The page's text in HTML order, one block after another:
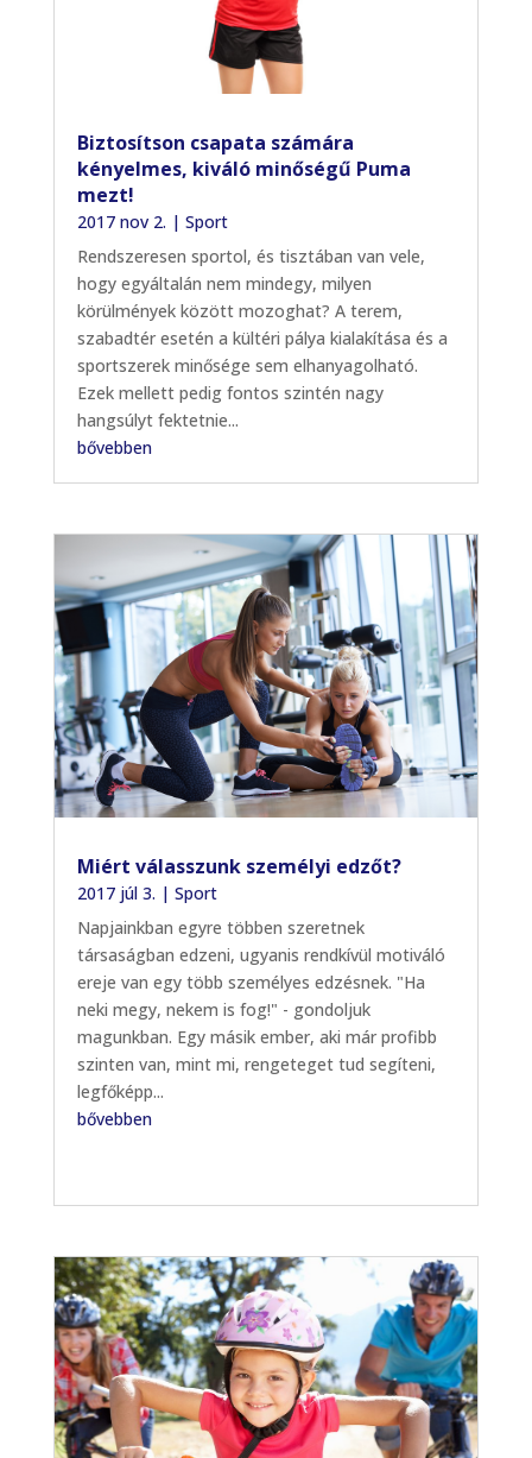
Biztosítson csapata számára
kényelmes, kiváló minőségű Puma
mezt!
2017 nov 2. | Sport
Rendszeresen sportol, és tisztában van vele,
hogy egyáltalán nem mindegy, milyen
körülmények között mozoghat? A terem,
szabadtér esetén a kültéri pálya kialakítása és a
sportszerek minősége sem elhanyagolható.
Ezek mellett pedig fontos szintén nagy
hangsúlyt fektetnie...
bővebben
Miért válasszunk személyi edzőt?
2017 júl 3. | Sport
Napjainkban egyre többen szeretnek
társaságban edzeni, ugyanis rendkívül motiváló
ereje van egy több személyes edzésnek. "Ha
neki megy, nekem is fog!" - gondoljuk
magunkban. Egy másik ember, aki már profibb
szinten van, mint mi, rengeteget tud segíteni,
legfőképp...
bővebben